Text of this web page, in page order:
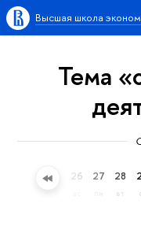
Высшая школа
Тема
25 26 27 28
вт